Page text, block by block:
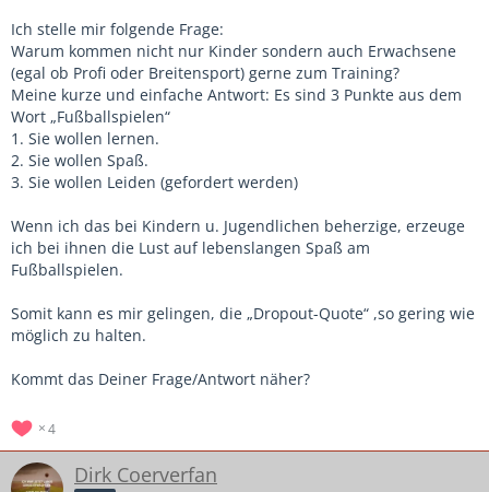
Ich stelle mir folgende Frage:
Warum kommen nicht nur Kinder sondern auch Erwachsene
(egal ob Profi oder Breitensport) gerne zum Training?
Meine kurze und einfache Antwort: Es sind 3 Punkte aus dem
Wort „Fußballspielen“
1. Sie wollen lernen.
2. Sie wollen Spaß.
3. Sie wollen Leiden (gefordert werden)
Wenn ich das bei Kindern u. Jugendlichen beherzige, erzeuge
ich bei ihnen die Lust auf lebenslangen Spaß am
Fußballspielen.
Somit kann es mir gelingen, die „Dropout-Quote“ ,so gering wie
möglich zu halten.
Kommt das Deiner Frage/Antwort näher?
4
Dirk Coerverfan